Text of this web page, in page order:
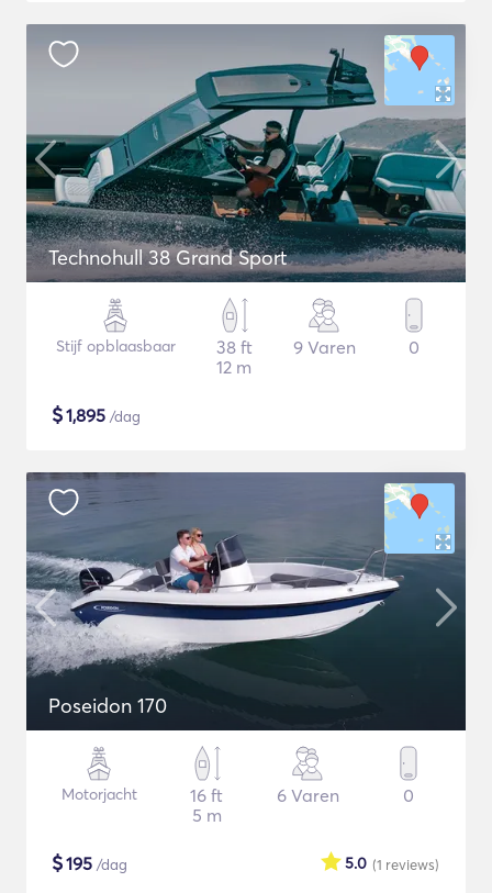
Technohull 38 Grand Sport
Stijf opblaasbaar
38 ft
12 m
9 Varen 0
$1,895 /dag
Poseidon 170
Motorjacht
16 ft
5 m
6 Varen 0
$195 /dag (1 reviews)
5.0